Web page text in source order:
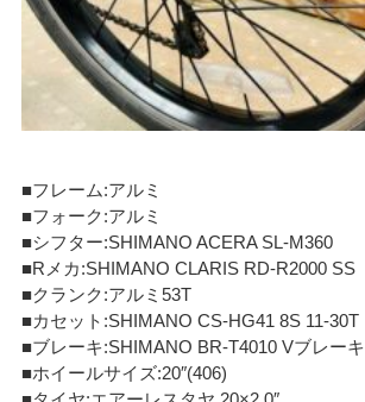
■フレーム:アルミ
■フォーク:アルミ
■シフター:SHIMANO ACERA SL-M360
■Rメカ:SHIMANO CLARIS RD-R2000 SS
■クランク:アルミ53T
■カセット:SHIMANO CS-HG41 8S 11-30T
■ブレーキ:SHIMANO BR-T4010 Vブレーキ
■ホイールサイズ:20″(406)